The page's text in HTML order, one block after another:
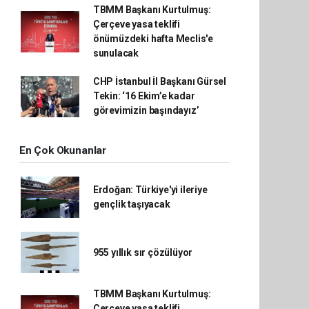
TBMM Başkanı Kurtulmuş:
Çerçeve yasa teklifi
önümüzdeki hafta Meclis'e
sunulacak
CHP İstanbul İl Başkanı Gürsel
Tekin: ‘16 Ekim’e kadar
görevimizin başındayız’
En Çok Okunanlar
Erdoğan: Türkiye'yi ileriye
gençlik taşıyacak
955 yıllık sır çözülüyor
TBMM Başkanı Kurtulmuş: